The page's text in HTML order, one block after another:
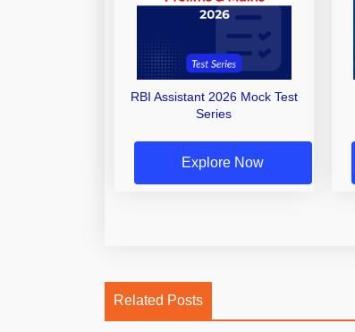
RBI Assistant 2026 Mock Test
Series
Explore Now
Related Posts